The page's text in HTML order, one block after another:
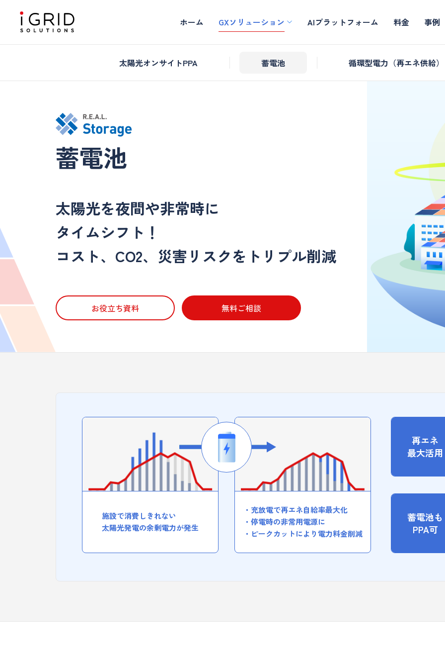
ホーム GXソリューション AIプラットフォーム 料金 事例
太陽光オンサイトPPA 蓄電池 循環型電力（再エネ供給）
蓄電池
太陽光を夜間や非常時に
タイムシフト！
コスト、CO2、災害リスクをトリプル削減
お役立ち資料 無料ご相談
施設で消費しきれない
太陽光発電の余剰電力が発生
充放電で再エネ自給率最大化
停電時の非常用電源に
ピークカットにより電力料金削減
再エネ
最大活用
蓄電池も
PPA可